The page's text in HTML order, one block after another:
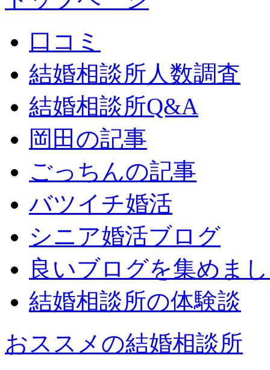
口コミ
結婚相談所人数調査
結婚相談所Q&A
岡田の記事
ごっちんの記事
バツイチ婚活
シニア婚活ブログ
良いブログを集めま
結婚相談所の体験談
おススメの結婚相談所